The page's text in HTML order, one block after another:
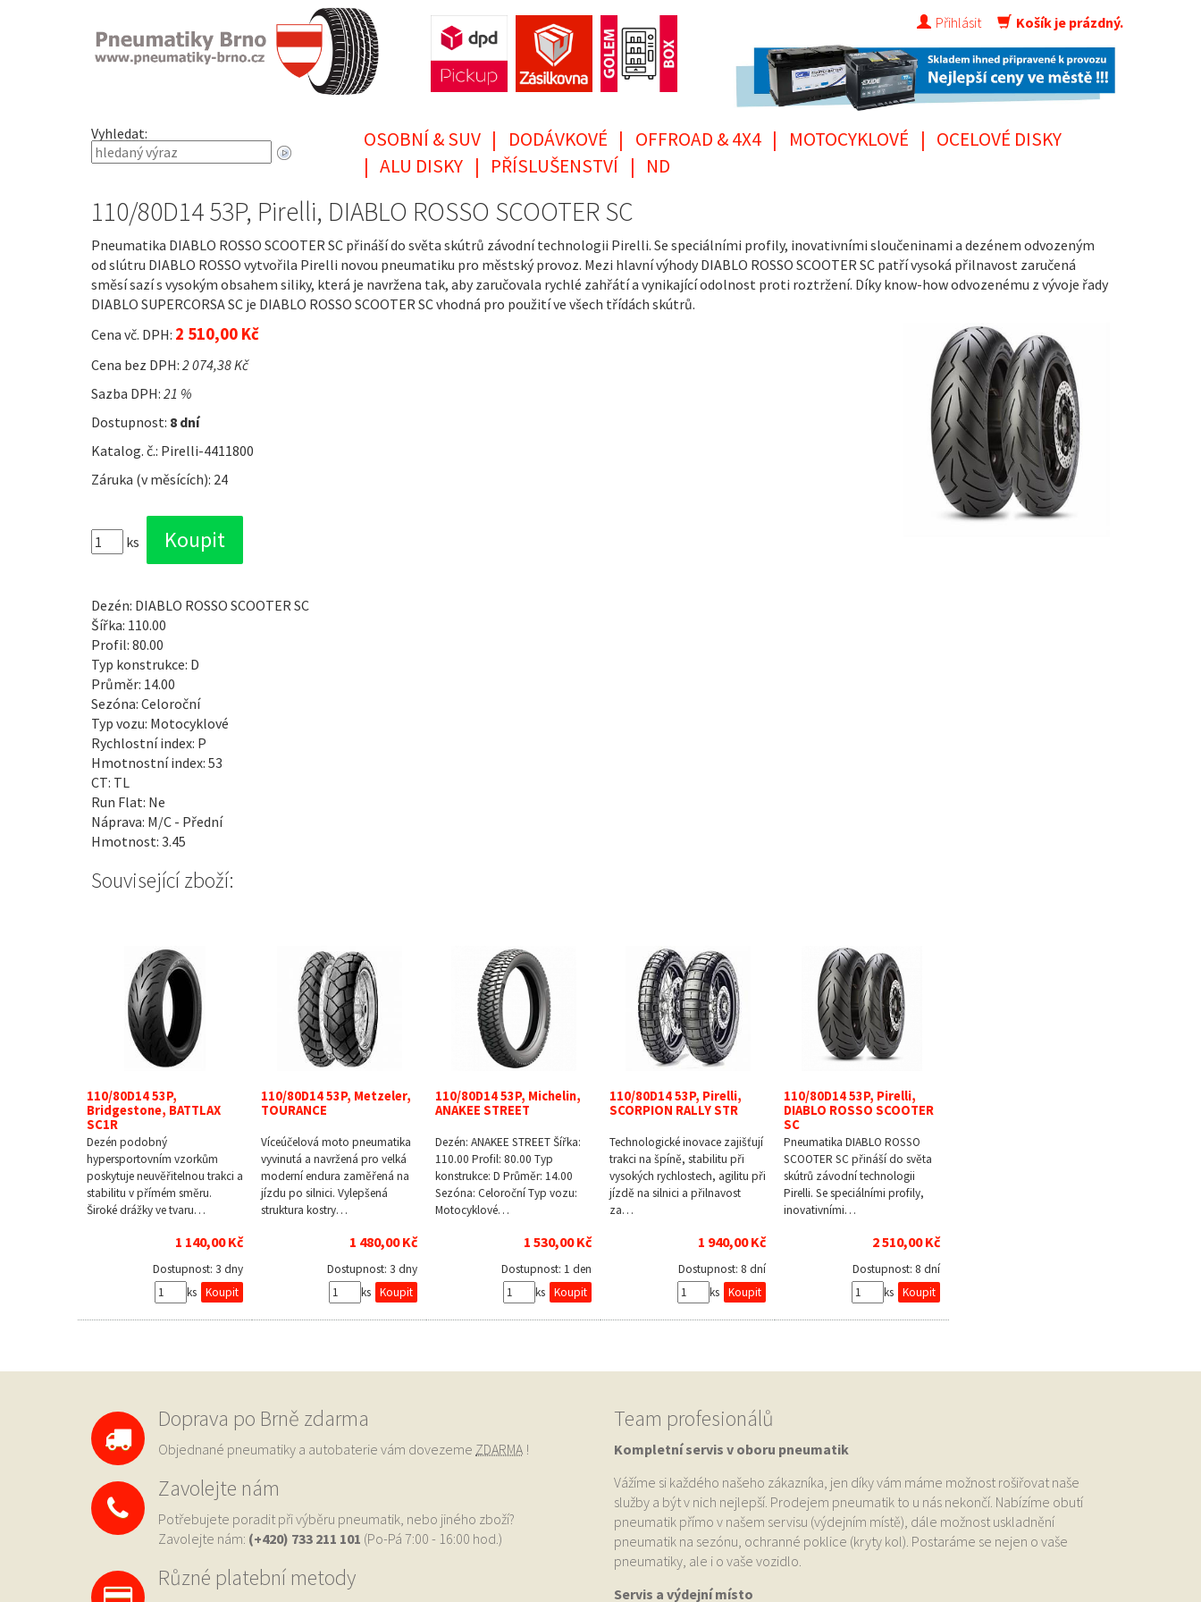
Přihlásit Košík je prázdný.
Vyhledat: OSOBNÍ & SUV | DODÁVKOVÉ | OFFROAD & 4X4 | MOTOCYKLOVÉ | OCELOVÉ DISKY
| ALU DISKY | PŘÍSLUŠENSTVÍ | ND
110/80D14 53P, Pirelli, DIABLO ROSSO SCOOTER SC
Pneumatika DIABLO ROSSO SCOOTER SC přináší do světa skútrů závodní technologii Pirelli. Se speciálními profily, inovativními sloučeninami a dezénem odvozeným
od slútru DIABLO ROSSO vytvořila Pirelli novou pneumatiku pro městský provoz. Mezi hlavní výhody DIABLO ROSSO SCOOTER SC patří vysoká přilnavost zaručená
směsí sazí s vysokým obsahem siliky, která je navržena tak, aby zaručovala rychlé zahřátí a vynikající odolnost proti roztržení. Díky know-how odvozenému z vývoje řady
DIABLO SUPERCORSA SC je DIABLO ROSSO SCOOTER SC vhodná pro použití ve všech třídách skútrů.
Cena vč. DPH: 2 510,00 Kč
Cena bez DPH: 2 074,38 Kč
Sazba DPH: 21 %
Dostupnost: 8 dní
Katalog. č.: Pirelli-4411800
Záruka (v měsících): 24
ks
Dezén: DIABLO ROSSO SCOOTER SC
Šířka: 110.00
Profil: 80.00
Typ konstrukce: D
Průměr: 14.00
Sezóna: Celoroční
Typ vozu: Motocyklové
Rychlostní index: P
Hmotnostní index: 53
CT: TL
Run Flat: Ne
Náprava: M/C - Přední
Hmotnost: 3.45
Související zboží:
110/80D14 53P,
Bridgestone, BATTLAX
SC1R
Dezén podobný
hypersportovním vzorkům
poskytuje neuvěřitelnou trakci a
stabilitu v přímém směru.
Široké drážky ve tvaru…
1 140,00 Kč
Dostupnost: 3 dny
ks
110/80D14 53P, Metzeler,
TOURANCE
Víceúčelová moto pneumatika
vyvinutá a navržená pro velká
moderní endura zaměřená na
jízdu po silnici. Vylepšená
struktura kostry…
1 480,00 Kč
Dostupnost: 3 dny
ks
110/80D14 53P, Michelin,
ANAKEE STREET
Dezén: ANAKEE STREET Šířka:
110.00 Profil: 80.00 Typ
konstrukce: D Průměr: 14.00
Sezóna: Celoroční Typ vozu:
Motocyklové…
1 530,00 Kč
Dostupnost: 1 den
ks
110/80D14 53P, Pirelli,
SCORPION RALLY STR
Technologické inovace zajišťují
trakci na špíně, stabilitu při
vysokých rychlostech, agilitu při
jízdě na silnici a přilnavost
za…
1 940,00 Kč
Dostupnost: 8 dní
ks
110/80D14 53P, Pirelli,
DIABLO ROSSO SCOOTER
SC
Pneumatika DIABLO ROSSO
SCOOTER SC přináší do světa
skútrů závodní technologii
Pirelli. Se speciálními profily,
inovativními…
2 510,00 Kč
Dostupnost: 8 dní
ks
Doprava po Brně zdarma
Objednané pneumatiky a autobaterie vám dovezeme ZDARMA !
Zavolejte nám
Potřebujete poradit při výběru pneumatik, nebo jiného zboží?
Zavolejte nám: (+420) 733 211 101 (Po-Pá 7:00 - 16:00 hod.)
Různé platební metody
Team profesionálů
Kompletní servis v oboru pneumatik
Vážíme si každého našeho zákazníka, jen díky vám máme možnost rošiřovat naše
služby a být v nich nejlepší. Prodejem pneumatik to u nás nekončí. Nabízíme obutí
pneumatik přímo v našem servisu (výdejním místě), dále možnost uskladnění
pneumatik na sezónu, ochranné poklice (kryty kol). Postaráme se nejen o vaše
pneumatiky, ale i o vaše vozidlo.
Servis a výdejní místo